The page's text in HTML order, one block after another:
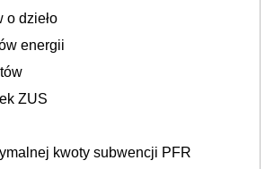
o dzieło
energii
ZUS
kwoty subwencji PFR